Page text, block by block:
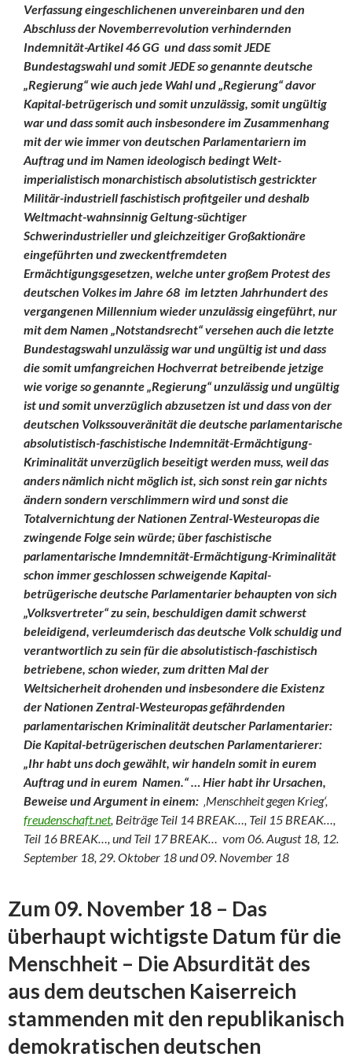
Verfassung eingeschlichenen unvereinbaren und den
Abschluss der Novemberrevolution verhindernden
Indemnität-Artikel 46 GG und dass somit JEDE
Bundestagswahl und somit JEDE so genannte deutsche
„Regierung“ wie auch jede Wahl und „Regierung“ davor
Kapital-betrügerisch und somit unzulässig, somit ungültig
war und dass somit auch insbesondere im Zusammenhang
mit der wie immer von deutschen Parlamentariern im
Auftrag und im Namen ideologisch bedingt Welt-
imperialistisch monarchistisch absolutistisch gestrickter
Militär-industriell faschistisch profitgeiler und deshalb
Weltmacht-wahnsinnig Geltung-süchtiger
Schwerindustrieller und gleichzeitiger Großaktionäre
eingeführten und zweckentfremdeten
Ermächtigungsgesetzen, welche unter großem Protest des
deutschen Volkes im Jahre 68 im letzten Jahrhundert des
vergangenen Millennium wieder unzulässig eingeführt, nur
mit dem Namen „Notstandsrecht“ versehen auch die letzte
Bundestagswahl unzulässig war und ungültig ist und dass
die somit umfangreichen Hochverrat betreibende jetzige
wie vorige so genannte „Regierung“ unzulässig und ungültig
ist und somit unverzüglich abzusetzen ist und dass von der
deutschen Volkssouveränität die deutsche parlamentarische
absolutistisch-faschistische Indemnität-Ermächtigung-
Kriminalität unverzüglich beseitigt werden muss, weil das
anders nämlich nicht möglich ist, sich sonst rein gar nichts
ändern sondern verschlimmern wird und sonst die
Totalvernichtung der Nationen Zentral-Westeuropas die
zwingende Folge sein würde; über faschistische
parlamentarische Imndemnität-Ermächtigung-Kriminalität
schon immer geschlossen schweigende Kapital-
betrügerische deutsche Parlamentarier behaupten von sich
„Volksvertreter“ zu sein, beschuldigen damit schwerst
beleidigend, verleumderisch das deutsche Volk schuldig und
verantwortlich zu sein für die absolutistisch-faschistisch
betriebene, schon wieder, zum dritten Mal der
Weltsicherheit drohenden und insbesondere die Existenz
der Nationen Zentral-Westeuropas gefährdenden
parlamentarischen Kriminalität deutscher Parlamentarier:
Die Kapital-betrügerischen deutschen Parlamentarierer:
„Ihr habt uns doch gewählt, wirhandeln somit in eurem
Auftrag und in eurem Namen.“ … Hier habt ihr Ursachen,
Beweise und Argument in einem: ‚Menschheit gegen Krieg‘,
freudenschaft.net, Beiträge Teil 14 BREAK…, Teil 15 BREAK…,
Teil 16 BREAK…, und Teil 17 BREAK… vom 06. August 18, 12.
September 18, 29. Oktober 18 und 09. November 18
Zum 09. November 18 – Das
überhaupt wichtigste Datum für die
Menschheit – Die Absurdität des
aus dem deutschen Kaiserreich
stammenden mit den republikanisch
demokratischen deutschen